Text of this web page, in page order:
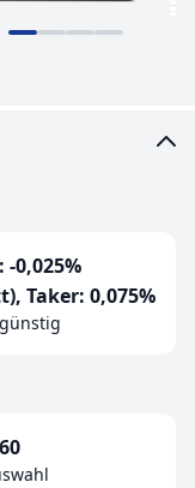
-0,025%
Taker: 0,075%